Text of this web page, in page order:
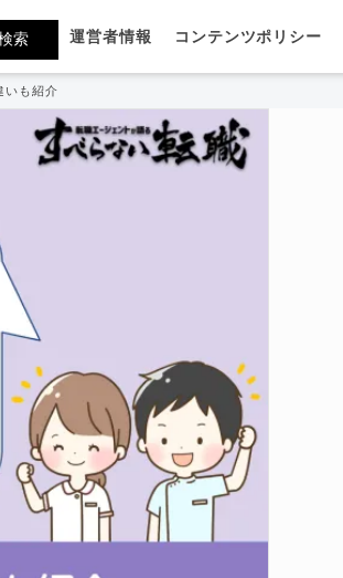
運営者情報 コンテンツポリシー
いも紹介